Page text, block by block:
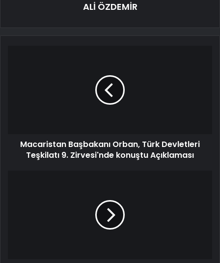
ALİ ÖZDEMİR
Macaristan Başbakanı Orban, Türk Devletleri
Teşkilatı 9. Zirvesi'nde konuştu Açıklaması